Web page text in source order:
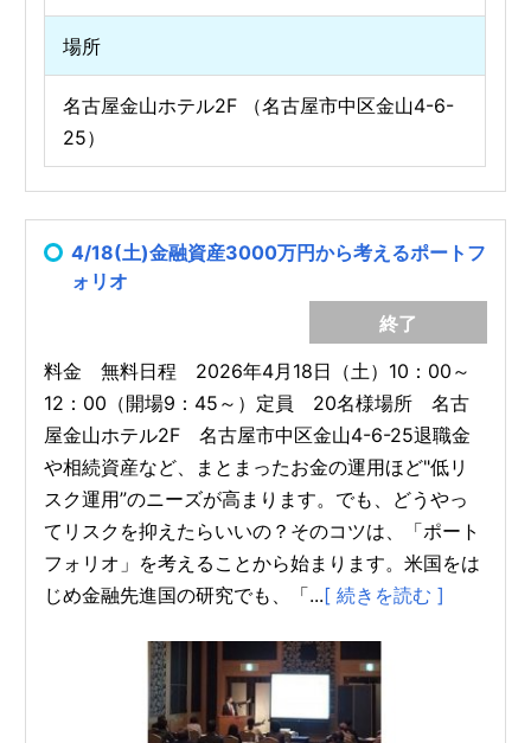
場所
名古屋金山ホテル2F （名古屋市中区金山4-6-
25）
4/18(土)金融資産3000万円から考えるポートフ
ォリオ
終了
料金 無料日程 2026年4月18日（土）10：00～
12：00（開場9：45～）定員 20名様場所 名古
屋金山ホテル2F 名古屋市中区金山4-6-25退職金
や相続資産など、まとまったお金の運用ほど"低リ
スク運用”のニーズが高まります。でも、どうやっ
てリスクを抑えたらいいの？そのコツは、「ポート
フォリオ」を考えることから始まります。米国をは
じめ金融先進国の研究でも、「...[ 続きを読む ]